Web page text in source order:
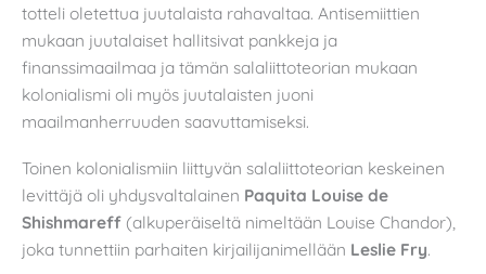
totteli oletettua juutalaista rahavaltaa. Antisemiittien
mukaan juutalaiset hallitsivat pankkeja ja
finanssimaailmaa ja tämän salaliittoteorian mukaan
kolonialismi oli myös juutalaisten juoni
maailmanherruuden saavuttamiseksi.
Toinen kolonialismiin liittyvän salaliittoteorian keskeinen
levittäjä oli yhdysvaltalainen Paquita Louise de
Shishmareff (alkuperäiseltä nimeltään Louise Chandor),
joka tunnettiin parhaiten kirjailijanimellään Leslie Fry.